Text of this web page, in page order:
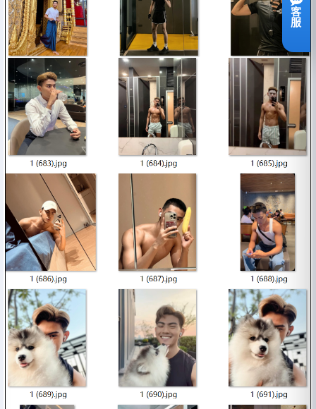
客
服
Telegram
@TAOTURSW
复制账号
WhatsApp
+85270439367
复制账号 直达聊天